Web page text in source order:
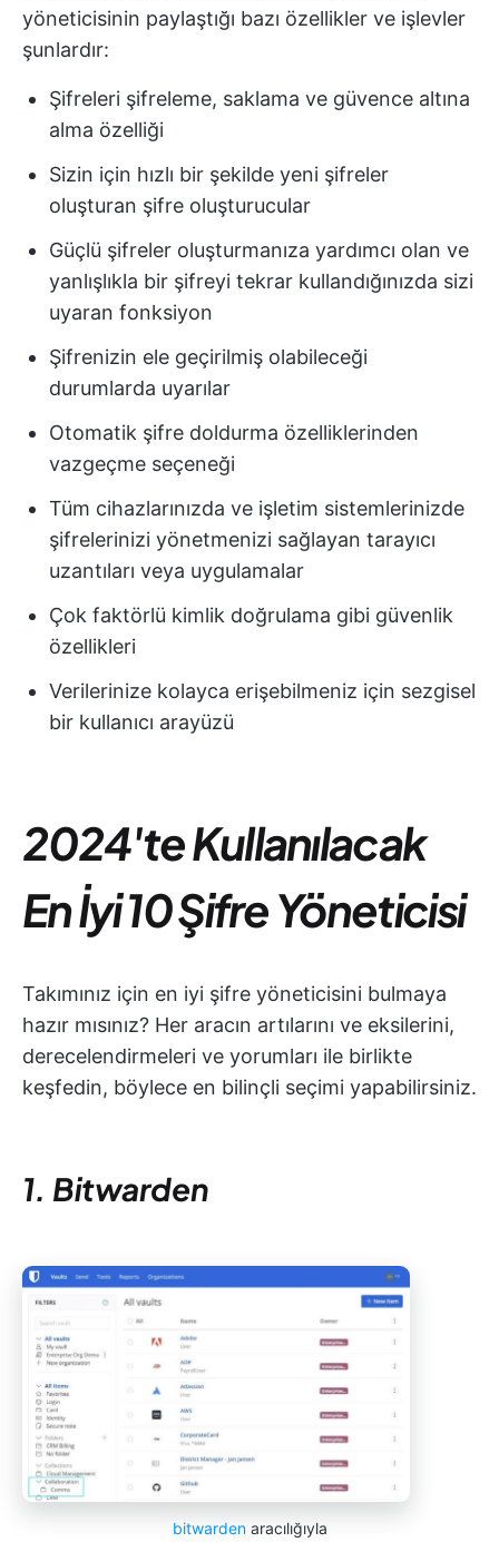
yöneticisinin paylaştığı bazı özellikler ve işlevler
şunlardır:
Şifreleri şifreleme, saklama ve güvence altına
alma özelliği
Sizin için hızlı bir şekilde yeni şifreler
oluşturan şifre oluşturucular
Güçlü şifreler oluşturmanıza yardımcı olan ve
yanlışlıkla bir şifreyi tekrar kullandığınızda sizi
uyaran fonksiyon
Şifrenizin ele geçirilmiş olabileceği
durumlarda uyarılar
Otomatik şifre doldurma özelliklerinden
vazgeçme seçeneği
Tüm cihazlarınızda ve işletim sistemlerinizde
şifrelerinizi yönetmenizi sağlayan tarayıcı
uzantıları veya uygulamalar
Çok faktörlü kimlik doğrulama gibi güvenlik
özellikleri
Verilerinize kolayca erişebilmeniz için sezgisel
bir kullanıcı arayüzü
2024'te Kullanılacak
En İyi 10 Şifre Yöneticisi
Takımınız için en iyi şifre yöneticisini bulmaya
hazır mısınız? Her aracın artılarını ve eksilerini,
derecelendirmeleri ve yorumları ile birlikte
keşfedin, böylece en bilinçli seçimi yapabilirsiniz.
1. Bitwarden
bitwardenaracılığıyla